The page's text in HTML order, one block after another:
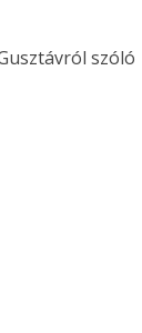
szóló